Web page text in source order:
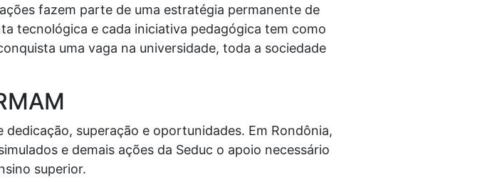
fazem parte de uma estratégia permanente de
tecnológica e cada iniciativa pedagógica tem como
uma vaga na universidade, toda a sociedade
superação e oportunidades. Em Rondônia,
e demais ações da Seduc o apoio necessário
superior.